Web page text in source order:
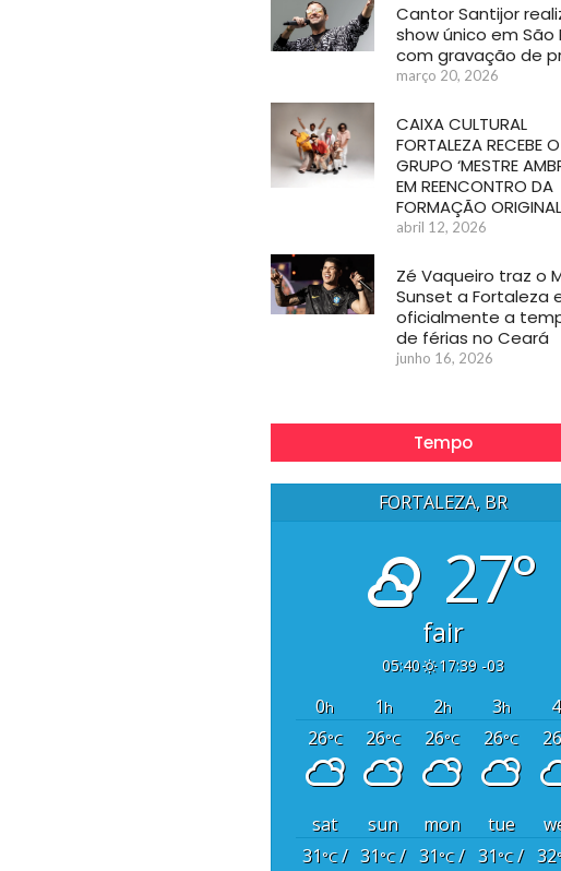
Cantor Santijor
show único em São
com gravação de
março 20, 2026
CAIXA CULTURAL
FORTALEZA RECEBE O
GRUPO ‘MESTRE
EM REENCONTRO DA
FORMAÇÃO ORIGINAL
abril 12, 2026
Zé Vaqueiro traz o
Sunset a Fortaleza
oficialmente a
de férias no Ceará
junho 16, 2026
Tempo
FORTALEZA, BR
27°
fair
05:40 17:39 -03
0h 1h 2h 3h 4
26°C 26°C 26°C 26°C 26
sat sun mon tue
31°C/ 31°C/ 31°C/ 31°C/ 32